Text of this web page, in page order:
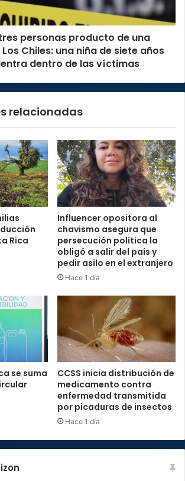
personas producto de una
Chiles: una niña de siete años
dentro de las víctimas
relacionadas
Rica
Influencer opositora al
chavismo asegura que
persecución política la
obligó a salir del país y
pedir asilo en el extranjero
Hace 1 día
se suma
CCSS inicia distribución de
medicamento contra
enfermedad transmitida
por picaduras de insectos
Hace 1 día